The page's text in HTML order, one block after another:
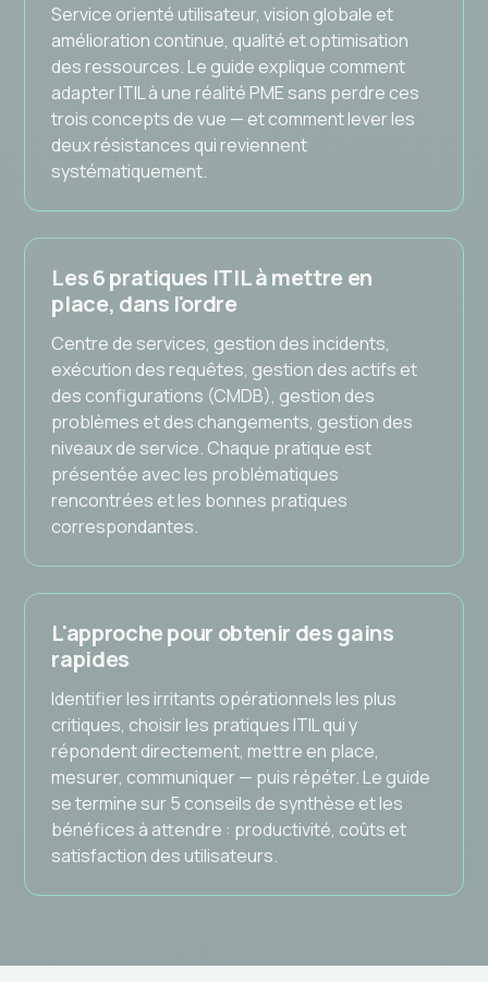
Service orienté utilisateur, vision globale et
amélioration continue, qualité et optimisation
des ressources. Le guide explique comment
adapter ITIL à une réalité PME sans perdre ces
trois concepts de vue — et comment lever les
deux résistances qui reviennent
systématiquement.
Les 6 pratiques ITIL à mettre en
place, dans l'ordre
Centre de services, gestion des incidents,
exécution des requêtes, gestion des actifs et
des configurations (CMDB), gestion des
problèmes et des changements, gestion des
niveaux de service. Chaque pratique est
présentée avec les problématiques
rencontrées et les bonnes pratiques
correspondantes.
L'approche pour obtenir des gains
rapides
Identifier les irritants opérationnels les plus
critiques, choisir les pratiques ITIL qui y
répondent directement, mettre en place,
mesurer, communiquer — puis répéter. Le guide
se termine sur 5 conseils de synthèse et les
bénéfices à attendre : productivité, coûts et
satisfaction des utilisateurs.